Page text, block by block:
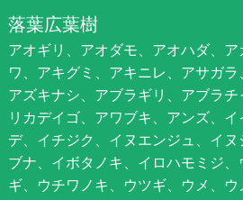
落葉広葉樹
アオギリ、アオダモ、アオハダ、
ワ、アキグミ、アキニレ、アサガラ
アズキナシ、アブラギリ、アブラ
リカデイゴ、アワブキ、アンズ、
デ、イチジク、イヌエンジュ、イ
ブナ、イボタノキ、イロハモミジ
ギ、ウチワノキ、ウツギ、ウメ、